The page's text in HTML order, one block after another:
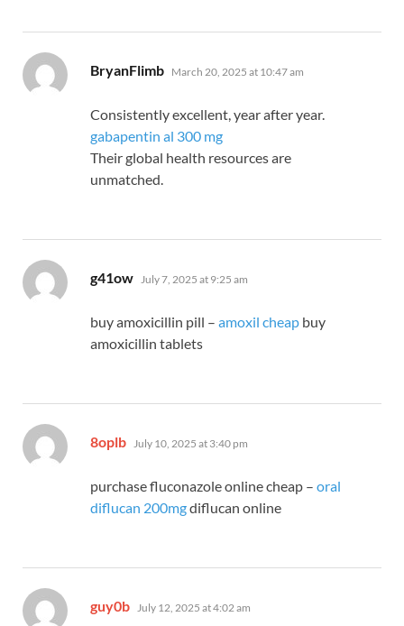
BryanFlimb says:
March 20, 2025 at 10:47 am
Consistently excellent, year after year.
gabapentin al 300 mg
Their global health resources are
unmatched.
g41ow says:
July 7, 2025 at 9:25 am
buy amoxicillin pill – amoxil cheap buy
amoxicillin tablets
8oplb says:
July 10, 2025 at 3:40 pm
purchase fluconazole online cheap – oral
diflucan 200mgdiflucan online
guy0b says:
July 12, 2025 at 4:02 am